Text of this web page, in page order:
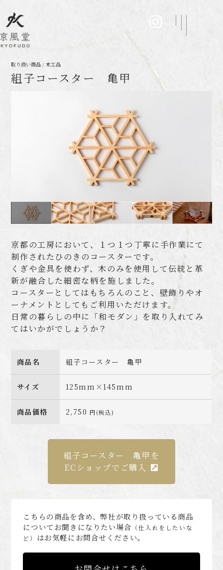
取り扱い商品 / 木工品
組子コースター 亀甲
京都の工房において、１つ１つ丁寧に手作業にて
制作されたひのきのコースターです。
くぎや金具を使わず、木のみを使用して伝統と革
新が融合した細密な柄を施しました。
コースターとしてはもちろんのこと、壁飾りやオ
ーナメントとしてもご利用いただけます。
日常の暮らしの中に「和モダン」を取り入れてみ
てはいかがでしょうか？
商品名 組子コースター 亀甲
サイズ 125mm×145mm
商品価格 2,750 円(税込)
組子コースター 亀甲を
ECショップでご購入
こちらの商品を含め、弊社が取り扱っている商品
についてお聞きになりたい場合 （仕入れをしたいな
ど）
はお気軽にお問合せください。